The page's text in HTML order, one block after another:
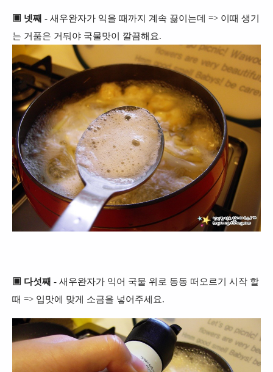
▣ 넷째 - 새우완자가 익을 때까지 계속 끓이는데 => 이때 생기
는 거품은 거둬야 국물맛이 깔끔해요.
▣ 다섯째 - 새우완자가 익어 국물 위로 동동 떠오르기 시작 할
때 => 입맛에 맞게 소금을 넣어주세요.